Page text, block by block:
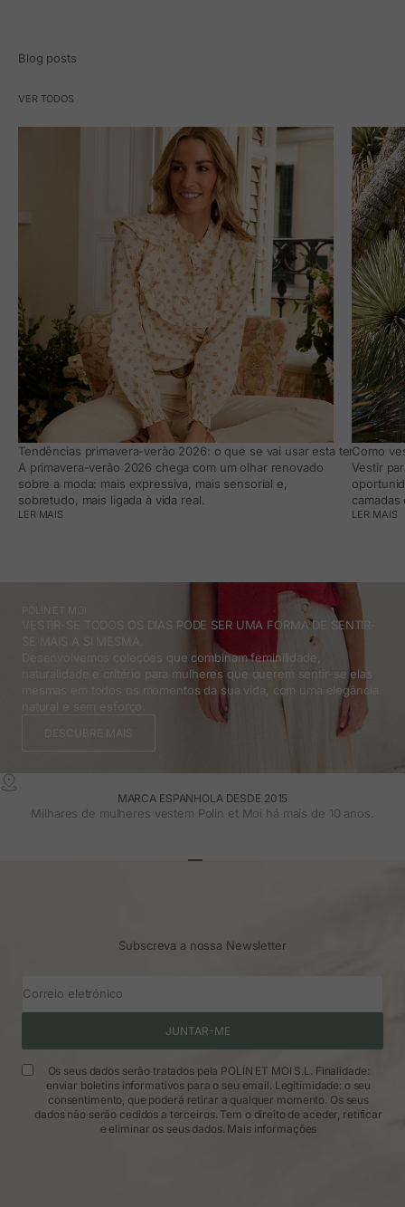
Blog posts
VER TODOS
Tendências primavera-verão 2026: o que se vai usar esta temporada
A primavera-verão 2026 chega com um olhar renovado
sobre a moda: mais expressiva, mais sensorial e,
sobretudo, mais ligada à vida real.
LER MAIS
Como
Vestir
LER MAIS
VESTIR-SE TODOS OS DIAS PODE SER UMA FORMA DE SENTIR-
SE MAIS A SI MESMA.
Desenvolvemos coleções que combinam feminilidade,
naturalidade e critério para mulheres que querem sentir-se elas
mesmas em todos os momentos da sua vida, com uma elegância
natural e sem esforço.
DESCUBRE MAIS
MARCA ESPANHOLA DESDE 2015
Milhares de mulheres vestem Polin et Moi há mais de 10 anos.
Subscreva a nossa Newsletter
Correio eletrónico
JUNTAR-ME
Os seus dados serão tratados pela POLÍN ET MOI S.L. Finalidade:
enviar boletins informativos para o seu email. Legitimidade: o seu
consentimento, que poderá retirar a qualquer momento. Os seus
dados não serão cedidos a terceiros. Tem o direito de aceder, retificar
e eliminar os seus dados. Mais informações